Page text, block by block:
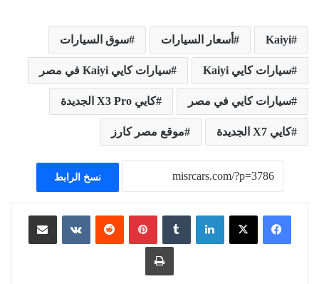
Kaiyi أسعار السيارات سوق السيارات
سيارات كايي Kaiyi سيارات كايي Kaiyi في مصر
سيارات كايي في مصر كايي X3 Pro الجديدة
كايي X7 الجديدة موقع مصر كارز
نسخ الرابط
لينكدإن ‏Tumblr بينتيريست
‏Reddit
‏VKontakte مشاركة عبر البريد
طباعة